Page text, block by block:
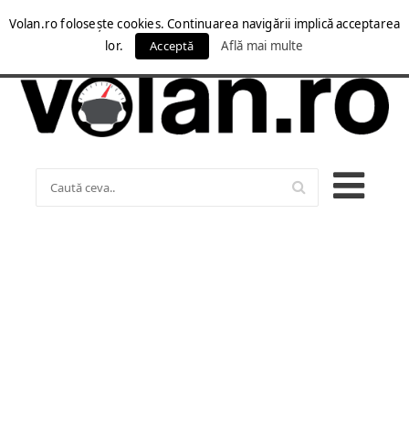
Volan.ro folosește cookies. Continuarea navigării implică acceptarea
lor.
Acceptă Află mai multe